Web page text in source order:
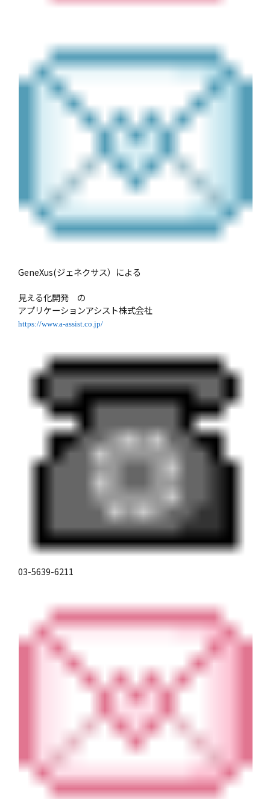
GeneXus(ジェネクサス）による
見える化開発 の
アプリケーションアシスト株式会社
https://www.a-assist.co.jp/
03-5639-6211